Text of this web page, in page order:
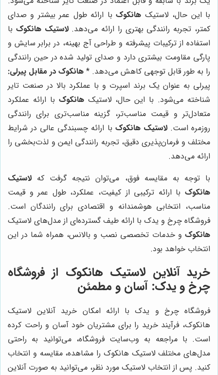
با این حال، لاستیک هانکوکبا ارائه طول عمر بیشتر و صدای
کمتر، تجربه رانندگی بهتری را ارائه می‌دهد.لاستیک هانکوک با
استفاده از ترکیبات پیشرفته و طراحی آج بهینه، در برابر سایش و
پارگی مقاومت بیشتری دارد و صدای تولید شده در حین رانندگی
را به طور قابل توجهی کاهش می‌دهد. * هانکوک در مقابل پیرلی:
پیرلی به عنوان یک برند اسپرت و با عملکرد بالا در صنعت تایر
شناخته می‌شود. با این حال، لاستیکهانکوک با ارائه عملکرد
متعادل‌تر و قیمت مناسب‌تر، گزینه مناسب‌تری برای رانندگی
روزمره است.لاستیک هانکوک با ارائه چسبندگی عالی در شرایط
مختلف و فرمان‌پذیری دقیق، تجربه رانندگی ایمن و لذت‌بخشی را
ارائه می‌دهد.
با توجه به مقایسه فوق، می‌توان نتیجه گرفت که لاستیک
هانکوک با ارائه ترکیبی از کیفیت، عملکرد، طول عمر و قیمت
مناسب، انتخابی هوشمندانه و اقتصادی برای رانندگان است.
فروشگاه چرخ و یدک با ارائه طیف گسترده‌ای از مدل‌های لاستیک
هانکوک و خدمات تخصصی نصب و بالانس، همراه شما در این
انتخاب خواهد بود.
خرید آنلاین لاستیک هانکوک از فروشگاه
چرخ و یدک: آسان و مطمئن
فروشگاه چرخ و یدک با ارائه امکان خرید آنلاین لاستیک
هانکوک، فرآیند خرید را برای مشتریان خود آسان و راحت کرده
است. با مراجعه به وب‌سایت فروشگاه، می‌توانید به راحتی
مدل‌های مختلف لاستیک هانکوک را مشاهده، مقایسه و انتخاب
کنید. پس از انتخاب لاستیک مورد نظر، می‌توانید به صورت آنلاین